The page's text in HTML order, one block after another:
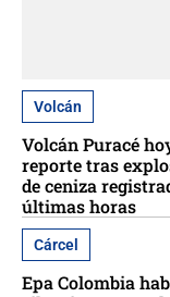
Volcán
Volcán Puracé
reporte tras
de ceniza
últimas horas
Cárcel
Epa Colombia